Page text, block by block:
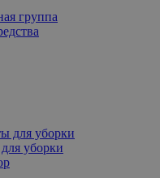
группа
для уборки
уборки